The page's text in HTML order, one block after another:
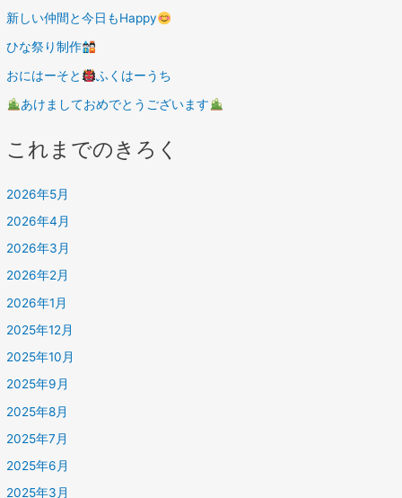
新しい仲間と今日もHappy
ひな祭り制作
おにはーそと
ふくはーうち
あけましておめでとうございます
これまでのきろく
2026年5月
2026年4月
2026年3月
2026年2月
2026年1月
2025年12月
2025年10月
2025年9月
2025年8月
2025年7月
2025年6月
2025年3月